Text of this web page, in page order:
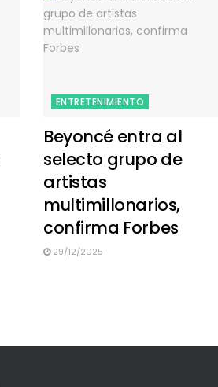
ENTRETENIMIENTO
Beyoncé entra al
selecto grupo de
artistas
multimillonarios,
confirma Forbes
29/12/2025